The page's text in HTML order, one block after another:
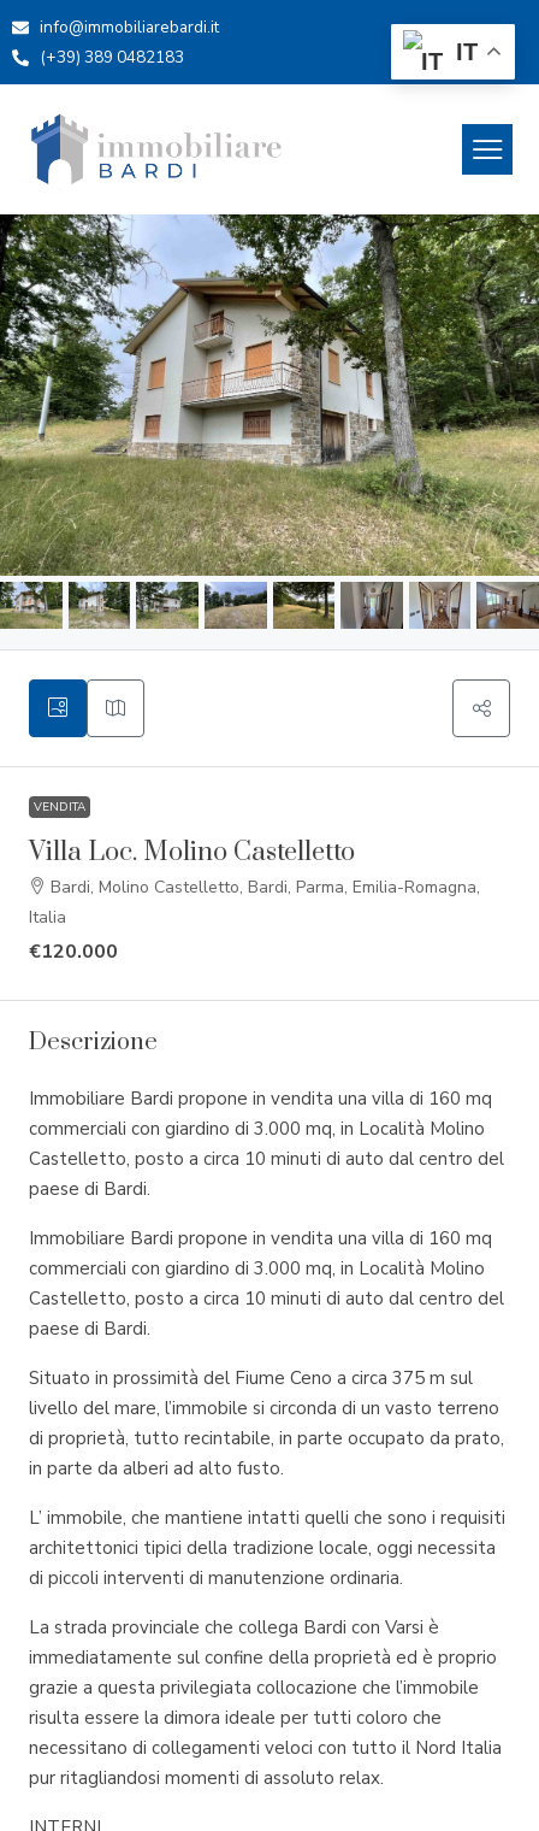
info@immobiliarebardi.it
(+39) 389 0482183
VENDITA
Villa Loc. Molino Castelletto
Bardi, Molino Castelletto, Bardi, Parma, Emilia-Romagna,
Italia
€120.000
Descrizione
Immobiliare Bardi propone in vendita una villa di 160 mq
commerciali con giardino di 3.000 mq, in Località Molino
Castelletto, posto a circa 10 minuti di auto dal centro del
paese di Bardi.
Immobiliare Bardi propone in vendita una villa di 160 mq
commerciali con giardino di 3.000 mq, in Località Molino
Castelletto, posto a circa 10 minuti di auto dal centro del
paese di Bardi.
Situato in prossimità del Fiume Ceno a circa 375 m sul
livello del mare, l’immobile si circonda di un vasto terreno
di proprietà, tutto recintabile, in parte occupato da prato,
in parte da alberi ad alto fusto.
L’ immobile, che mantiene intatti quelli che sono i requisiti
architettonici tipici della tradizione locale, oggi necessita
di piccoli interventi di manutenzione ordinaria.
La strada provinciale che collega Bardi con Varsi è
immediatamente sul confine della proprietà ed è proprio
grazie a questa privilegiata collocazione che l’immobile
risulta essere la dimora ideale per tutti coloro che
necessitano di collegamenti veloci con tutto il Nord Italia
pur ritagliandosi momenti di assoluto relax.
IT